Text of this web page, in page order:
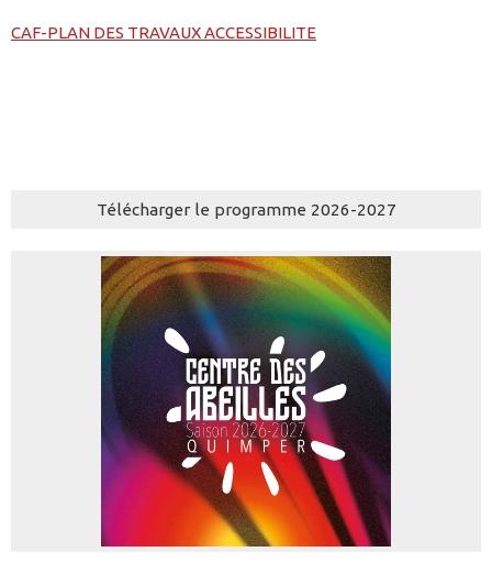
CAF-PLAN DES TRAVAUX ACCESSIBILITE
Télécharger le programme 2026-2027